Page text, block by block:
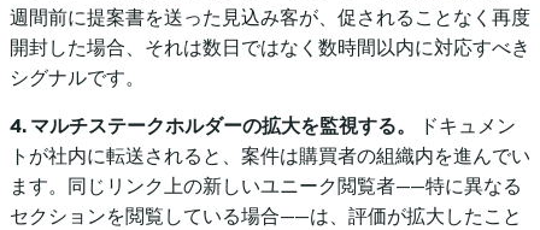
週間前に提案書を送った見込み客が、促されることなく再度
開封した場合、それは数日ではなく数時間以内に対応すべき
シグナルです。
4. マルチステークホルダーの拡大を監視する。
ドキュメン
トが社内に転送されると、案件は購買者の組織内を進んでい
ます。同じリンク上の新しいユニーク閲覧者——特に異なる
セクションを閲覧している場合——は、評価が拡大したこと